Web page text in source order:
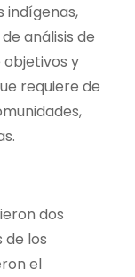
indígenas,
análisis de
y
requiere de
dos
de los
el